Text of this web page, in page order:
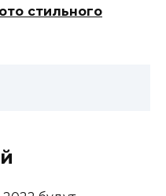
стильного